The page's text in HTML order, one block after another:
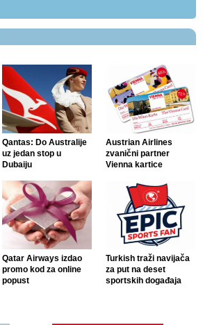
Qantas: Do Australije
uz jedan stop u
Dubaiju
Austrian Airlines
zvanični partner
Vienna kartice
Qatar Airways izdao
promo kod za online
popust
Turkish traži navijača
za put na deset
sportskih događaja